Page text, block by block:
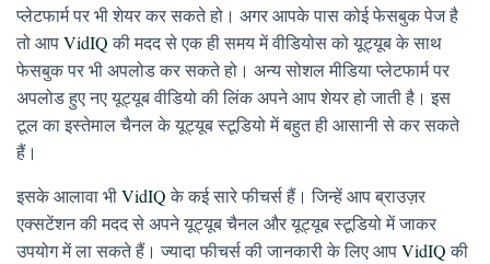
प्लेटफार्म पर भी शेयर कर सकते हो। अगर आपके पास कोई फेसबुक पेज है
तो आपVidIQकी मदद से एक ही समय में वीडियोस को यूट्यूब के साथ
फेसबुक पर भी अपलोड कर सकते हो। अन्य सोशल मीडिया प्लेटफार्म पर
अपलोड हुए नए यूट्यूब वीडियो की लिंक अपने आप शेयर हो जाती है। इस
टूल का इस्तेमाल चैनल के यूट्यूब स्टूडियो में बहुत ही आसानी से कर सकते
हैं।
इसके आलावा भीVidIQके कई सारे फीचर्स हैं। जिन्हें आप ब्राउज़र
एक्सटेंशन की मदद से अपने यूट्यूब चैनल और यूट्यूब स्टूडियो में जाकर
उपयोग में ला सकते हैं। ज्यादा फीचर्स की जानकारी के लिए आपVidIQकी